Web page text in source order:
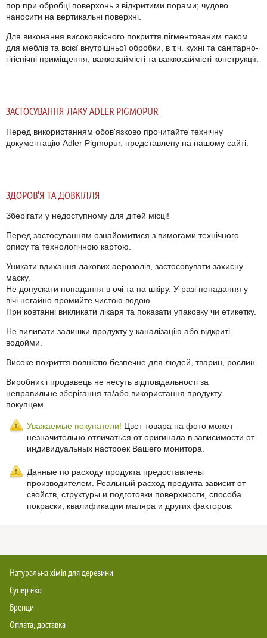
пор при обробці поверхонь з відкритими порами; чудово
наносити на вертикальні поверхні.
Для виконання високоякісного покриття пігментованим лаком
для меблів та всієї внутрішньої обробки, в т.ч. кухні та санітарно-
гігієнічні приміщення, важкозаймісті та важкозаймісті конструкції.
ЗАСТОСУВАННЯ ЛАКУ ADLER PIGMOPUR
Перед використанням обов'язково прочитайте технічну
документацію Adler Pigmopur, представлену на нашому сайті.
ЗДОРОВ'Я ТА ДОВКІЛЛЯ
Зберігати у недоступному для дітей місці!
Перед застосуванням ознайомитися з вимогами технічного
опису та технологічною картою.
Уникати вдихання лакових аерозолів, застосовувати захисну
маску.
Не допускати попадання в очі та на шкіру. У разі попадання у
вічі негайно промийте чистою водою.
При ковтанні викликати лікаря та показати упаковку чи етикетку.
Не виливати залишки продукту у каналізацію або відкриті
водойми.
Високе покриття повністю безпечне для людей, тварин, рослин.
Виробник і продавець не несуть відповідальності за
неправильне зберігання та/або використання продукту
покупцем.
Уважаемые покупатели! Цвет товара на фото может
незначительно отличаться от оригинала в зависимости от
индивидуальных настроек Вашего монитора.
Данные по расходу продукта предоставлены
производителем. Реальный расход продукта зависит от
свойств, структуры и подготовки поверхности, способа
покраски, квалификации маляра и других факторов.
Натуральна хімія для деревини
Супер еко
Бренди
Оплата, доставка